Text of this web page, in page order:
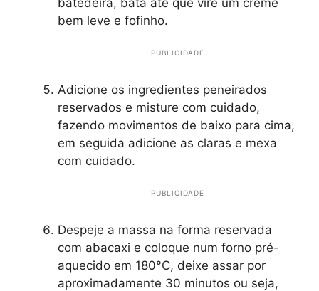
bem leve e fofinho.
PUBLICIDADE
Adicione os ingredientes peneirados
reservados e misture com cuidado,
fazendo movimentos de baixo para cima,
em seguida adicione as claras e mexa
com cuidado.
PUBLICIDADE
Despeje a massa na forma reservada
com abacaxi e coloque num forno pré-
aquecido em 180°C, deixe assar por
aproximadamente 30 minutos ou seja,